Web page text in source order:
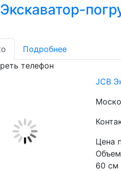
Подробнее
телефон
JCB
Цена
60 см